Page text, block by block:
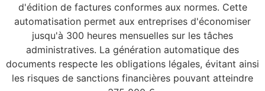
d'édition de factures conformes aux normes. Cette
automatisation permet aux entreprises d'économiser
jusqu'à 300 heures mensuelles sur les tâches
administratives. La génération automatique des
documents respecte les obligations légales, évitant ainsi
les risques de sanctions financières pouvant atteindre